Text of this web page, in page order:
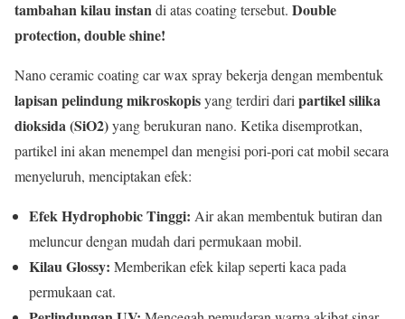
tambahan kilau instandi atas coating tersebut. Double
protection, double shine!
Nano ceramic coating car wax spray bekerja dengan membentuk
lapisan pelindung mikroskopisyang terdiri daripartikel silika
dioksida (SiO2)yang berukuran nano. Ketika disemprotkan,
partikel ini akan menempel dan mengisi pori-pori cat mobil secara
menyeluruh, menciptakan efek:
Efek Hydrophobic Tinggi: Air akan membentuk butiran dan
meluncur dengan mudah dari permukaan mobil.
Kilau Glossy: Memberikan efek kilap seperti kaca pada
permukaan cat.